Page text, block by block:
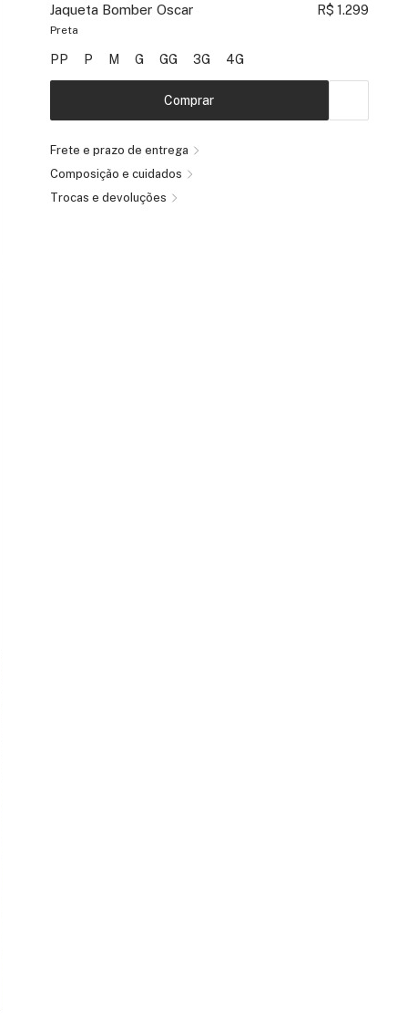
Jaqueta Bomber Oscar R$ 1.299
Preta
PP P M G GG 3G 4G
Comprar
Frete e prazo de entrega
Composição e cuidados
Trocas e devoluções